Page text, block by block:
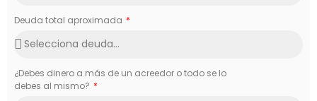
Deuda total aproximada
¿Debes dinero a más de un acreedor o todo se lo
debes al mismo?